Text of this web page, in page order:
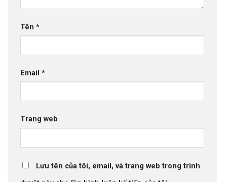
Tên *
Email *
Trang web
Lưu tên của tôi, email, và trang web trong trình